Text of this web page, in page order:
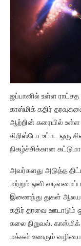
ஜப்பானில் உள்ள
காஸ்மிக் கதிர்
ஆற்றின் கரையில் உள்ள
கிறிஸ்டோ உட்பட ஒரு
நிகழ்ச்சிக்கான
அவர்களது அடுத்த
மற்றும் ஒளி
இணைந்து துகள்
கதிர் தரவை ஊடாடும்
கலை நிறுவல். காஸ்மிக்
மக்கள் உணரும் வழியை